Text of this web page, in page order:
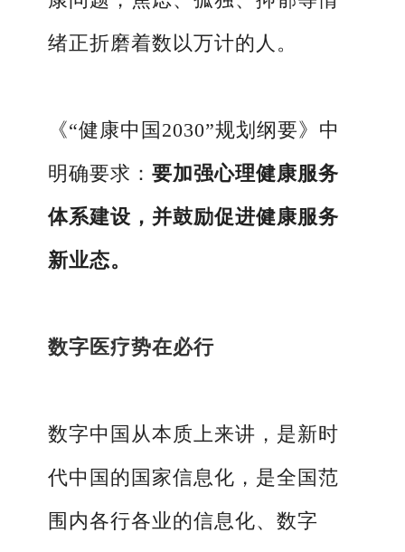
绪正折磨着数以万计的人。
《“健康中国2030”规划纲要》中
明确要求： 要加强心理健康服务
体系建设，并鼓励促进健康服务
新业态。
数字医疗势在必行
数字中国从本质上来讲，是新时
代中国的国家信息化，是全国范
围内各行各业的信息化、数字